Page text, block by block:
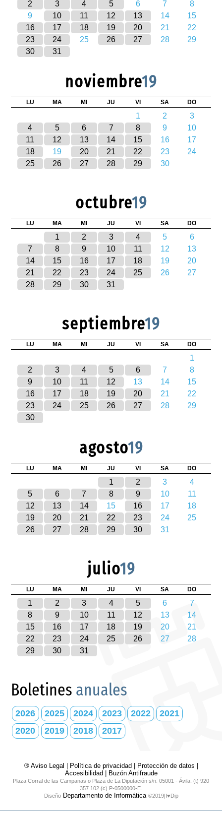
2
3 4 5 6 7
8
9
10 11 12 13 14
15
16
17 18 19 20 21
22
23
24 25 26 27 28
29
30
31
noviembre19
LU MA MI JU VI SA DO
1 2
3
4
5 6 7 8 9
10
11
12 13 14 15 16
17
18
19 20 21 22 23
24
25
26 27 28 29 30
octubre19
LU MA MI JU VI SA DO
1 2 3 4 5
6
7
8 9 10 11 12
13
14
15 16 17 18 19
20
21
22 23 24 25 26
27
28
29 30 31
septiembre19
LU MA MI JU VI SA DO
1
2
3 4 5 6 7
8
9
10 11 12 13 14
15
16
17 18 19 20 21
22
23
24 25 26 27 28
29
30
agosto19
LU MA MI JU VI SA DO
1 2 3
4
5
6 7 8 9 10
11
12
13 14 15 16 17
18
19
20 21 22 23 24
25
26
27 28 29 30 31
julio19
LU MA MI JU VI SA DO
1 2 3 4 5 6
7
8
9 10 11 12 13
14
15
16 17 18 19 20
21
22
23 24 25 26 27
28
29
30 31
Boletines anuales
2026 2025 2024 2023 2022
2021
2020
2019 2018 2017
® Aviso Legal Política de privacidad Protección de datos
Accesibilidad
Buzón Antifraude
Plaza Corral de las Campanas o Plaza de La Diputación s/n. 05001 - Ávila. (t) 920
357 102 (c) P-0500000-E.
DiseñoDepartamento de Informática ©2019|I♥Dip